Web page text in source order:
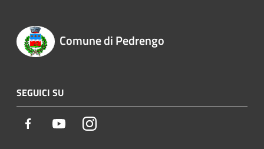
Comune di Pedrengo
SEGUICI SU
Facebook YoutubeInstagram